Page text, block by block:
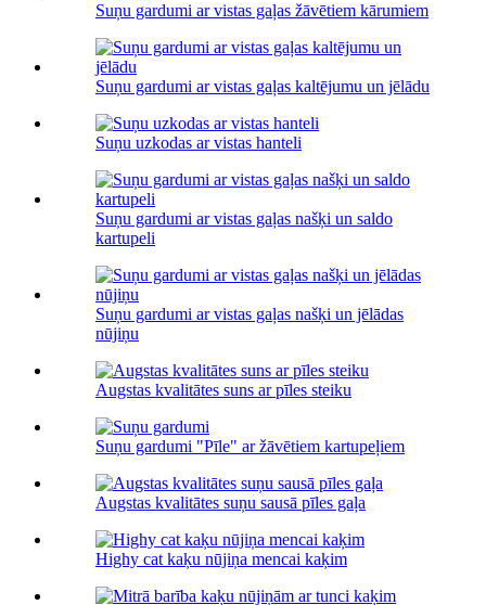
Suņu gardumi ar vistas gaļas žāvētiem kārumiem
Suņu gardumi ar vistas gaļas kaltējumu un jēlādu
Suņu uzkodas ar vistas hanteli
Suņu gardumi ar vistas gaļas našķi un saldo
kartupeli
Suņu gardumi ar vistas gaļas našķi un jēlādas
nūjiņu
Augstas kvalitātes suns ar pīles steiku
Suņu gardumi "Pīle" ar žāvētiem kartupeļiem
Augstas kvalitātes suņu sausā pīles gaļa
Highy cat kaķu nūjiņa mencai kaķim